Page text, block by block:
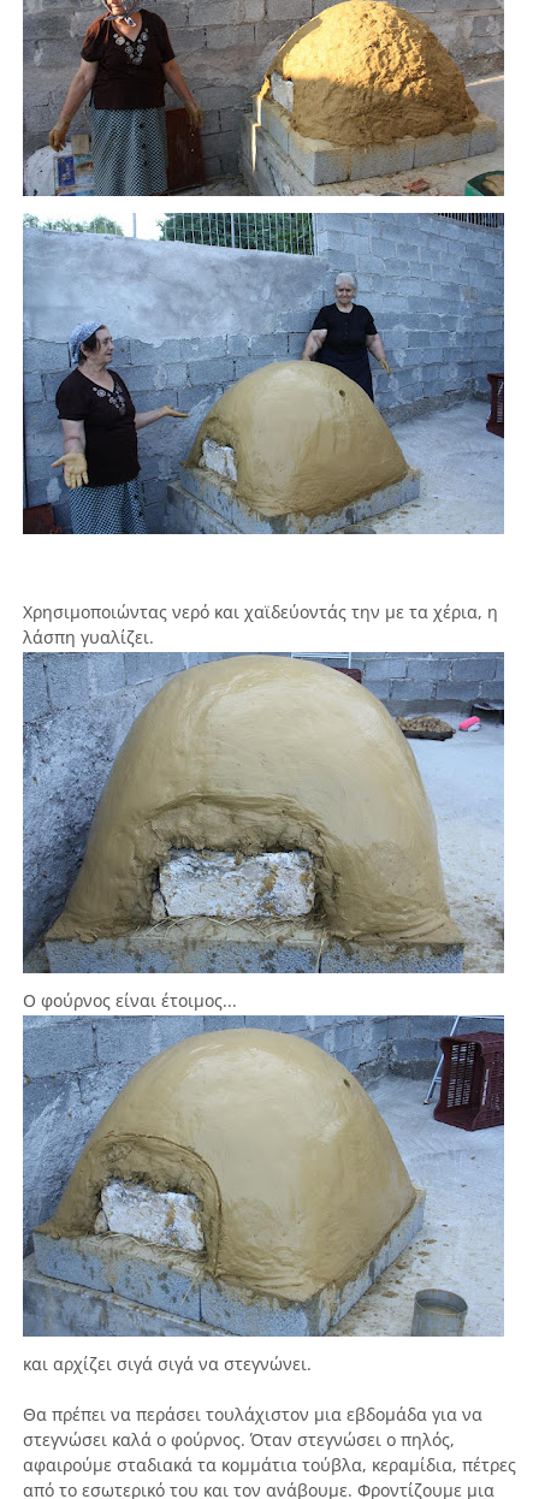
Χρησιμοποιώντας νερό και χαϊδεύοντάς την με τα χέρια, η
λάσπη γυαλίζει.
Ο φούρνος είναι έτοιμος...
και αρχίζει σιγά σιγά να στεγνώνει.
Θα πρέπει να περάσει τουλάχιστον μια εβδομάδα για να
στεγνώσει καλά ο φούρνος. Όταν στεγνώσει ο πηλός,
αφαιρούμε σταδιακά τα κομμάτια τούβλα, κεραμίδια, πέτρες
από το εσωτερικό του και τον ανάβουμε. Φροντίζουμε μια